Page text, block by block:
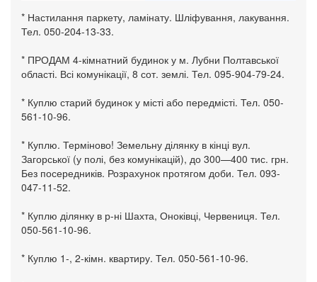
* Настилання паркету, ламінату. Шліфування, лакування.
Тел. 050-204-13-33.
* ПРОДАМ 4-кімнатний будинок у м. Лубни Полтавської
області. Всі комунікації, 8 сот. землі. Тел. 095-904-79-24.
* Куплю старий будинок у місті або передмісті. Тел. 050-
561-10-96.
* Куплю. Терміново! Земельну ділянку в кінці вул.
Загорської (у полі, без комунікацій), до 300—400 тис. грн.
Без посередників. Розрахунок протягом доби. Тел. 093-
047-11-52.
* Куплю ділянку в р-ні Шахта, Оноківці, Червениця. Тел.
050-561-10-96.
* Куплю 1-, 2-кімн. квартиру. Тел. 050-561-10-96.